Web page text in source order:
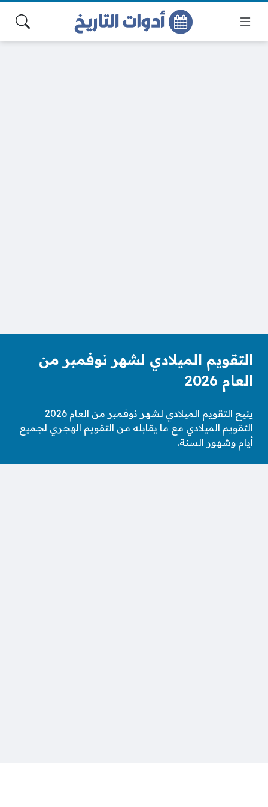
التقويم الميلادي لشهر نوفمبر من
العام 2026
يتيح التقويم الميلادي لشهر نوفمبر من العام 2026
التقويم الميلادي مع ما يقابله من التقويم الهجري لجميع
أيام وشهور السنة.